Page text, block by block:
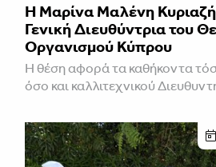
Η Μαρίνα Μαλένη Κυριαζή
Γενική Διευθύντρια του
Οργανισμού Κύπρου
Η θέση αφορά τα καθήκοντα
όσο και καλλιτεχνικού